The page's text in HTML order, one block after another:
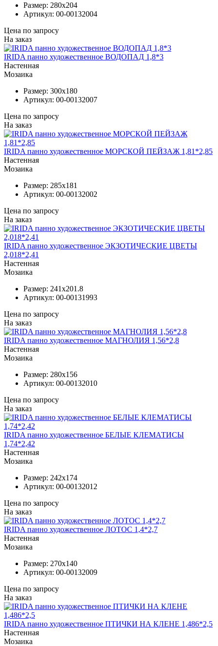
Размер: 280x204
Артикул: 00-00132004
Цена по запросу
На заказ
IRIDA панно художественное ВОДОПАД 1,8*3
Настенная
Мозаика
Размер: 300x180
Артикул: 00-00132007
Цена по запросу
На заказ
IRIDA панно художественное МОРСКОЙ ПЕЙЗАЖ 1,81*2,85
Настенная
Мозаика
Размер: 285x181
Артикул: 00-00132002
Цена по запросу
На заказ
IRIDA панно художественное ЭКЗОТИЧЕСКИЕ ЦВЕТЫ
2,018*2,41
Настенная
Мозаика
Размер: 241x201.8
Артикул: 00-00131993
Цена по запросу
На заказ
IRIDA панно художественное МАГНОЛИЯ 1,56*2,8
Настенная
Мозаика
Размер: 280x156
Артикул: 00-00132010
Цена по запросу
На заказ
IRIDA панно художественное БЕЛЫЕ КЛЕМАТИСЫ
1,74*2,42
Настенная
Мозаика
Размер: 242x174
Артикул: 00-00132012
Цена по запросу
На заказ
IRIDA панно художественное ЛОТОС 1,4*2,7
Настенная
Мозаика
Размер: 270x140
Артикул: 00-00132009
Цена по запросу
На заказ
IRIDA панно художественное ПТИЧКИ НА КЛЕНЕ 1,486*2,5
Настенная
Мозаика